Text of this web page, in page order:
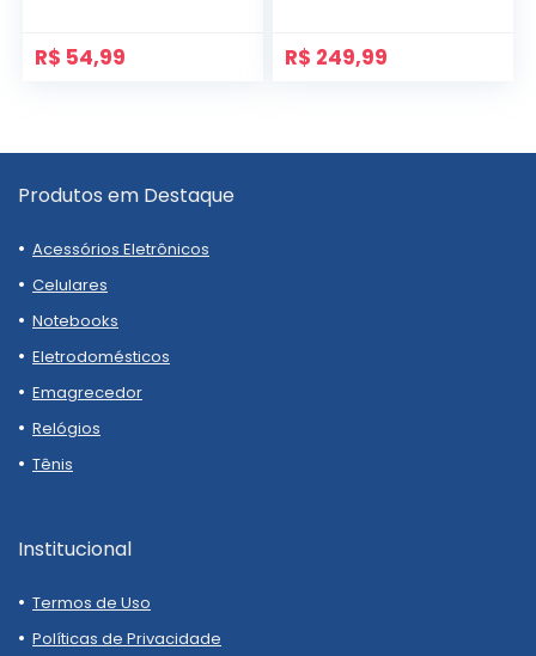
R$ 54,99 R$ 249,99
Produtos em Destaque
Acessórios Eletrônicos
Celulares
Notebooks
Eletrodomésticos
Emagrecedor
Relógios
Tênis
Institucional
Termos de Uso
Políticas de Privacidade